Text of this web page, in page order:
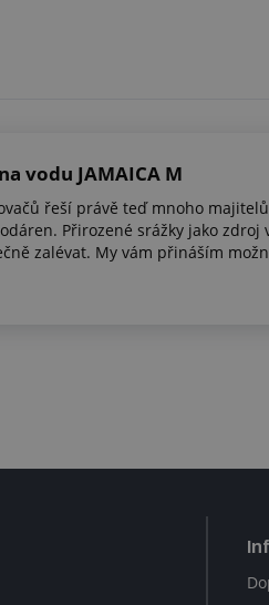
vodu JAMAICA M
řeší právě teď mnoho
Přirozené srážky jako zdroj
zalévat. My vám přináším